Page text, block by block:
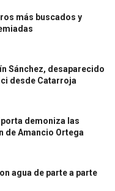
más buscados y
Sánchez, desaparecido
desde Catarroja
demoniza las
de Amancio Ortega
agua de parte a parte